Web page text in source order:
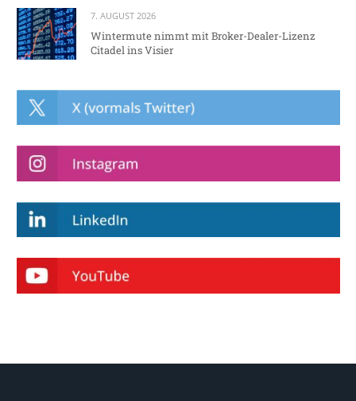
7. AUGUST 2026
Wintermute nimmt mit Broker-Dealer-Lizenz
Citadel ins Visier